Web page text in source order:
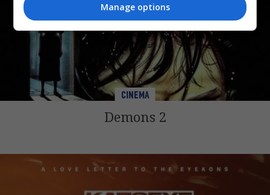
CINEMA
Demons 2
Manage options